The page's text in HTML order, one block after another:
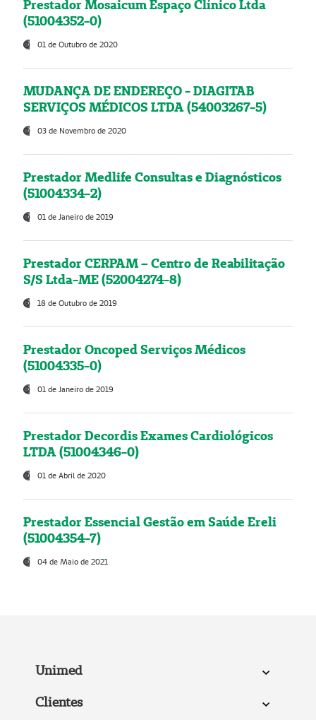
Prestador Mosaicum Espaço Clínico Ltda
(51004352-0)
01 de Outubro de 2020
MUDANÇA DE ENDEREÇO - DIAGITAB
SERVIÇOS MÉDICOS LTDA (54003267-5)
03 de Novembro de 2020
Prestador Medlife Consultas e Diagnósticos
(51004334-2)
01 de Janeiro de 2019
Prestador CERPAM – Centro de Reabilitação
S/S Ltda-ME (52004274-8)
18 de Outubro de 2019
Prestador Oncoped Serviços Médicos
(51004335-0)
01 de Janeiro de 2019
Prestador Decordis Exames Cardiológicos
LTDA (51004346-0)
01 de Abril de 2020
Prestador Essencial Gestão em Saúde Ereli
(51004354-7)
04 de Maio de 2021
Unimed
Clientes